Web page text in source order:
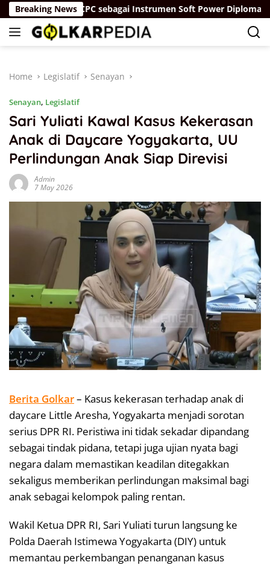
Skip
to
content
Breaking News
IDCPC sebagai Instrumen Soft Power Diplomacy
Home Legislatif Senayan
Senayan, Legislatif
Sari Yuliati Kawal Kasus Kekerasan
Anak di Daycare Yogyakarta, UU
Perlindungan Anak Siap Direvisi
Admin
7 May 2026
Berita Golkar– Kasus kekerasan terhadap anak di
daycare Little Aresha, Yogyakarta menjadi sorotan
serius DPR RI. Peristiwa ini tidak sekadar dipandang
sebagai tindak pidana, tetapi juga ujian nyata bagi
negara dalam memastikan keadilan ditegakkan
sekaligus memberikan perlindungan maksimal bagi
anak sebagai kelompok paling rentan.
Wakil Ketua DPR RI, Sari Yuliati turun langsung ke
Polda Daerah Istimewa Yogyakarta (DIY) untuk
memantau perkembangan penanganan kasus